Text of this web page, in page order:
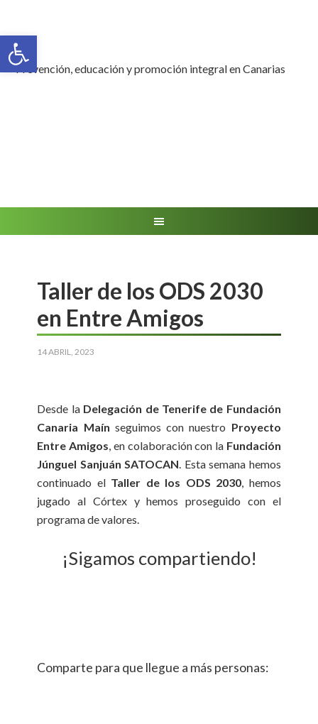
Prevención, educación y promoción integral en Canarias
Taller de los ODS 2030
en Entre Amigos
14 ABRIL, 2023
Desde la Delegación de Tenerife de Fundación
Canaria Maín seguimos con nuestro Proyecto
Entre Amigos, en colaboración con la Fundación
Júnguel Sanjuán SATOCAN. Esta semana hemos
continuado el Taller de los ODS 2030, hemos
jugado al Córtex y hemos proseguido con el
programa de valores.
¡Sigamos compartiendo!
Comparte para que llegue a más personas:
Abrir barra de herramientas